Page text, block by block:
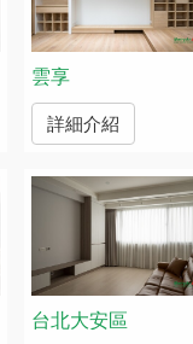
雲享
詳細介紹
台北大安區